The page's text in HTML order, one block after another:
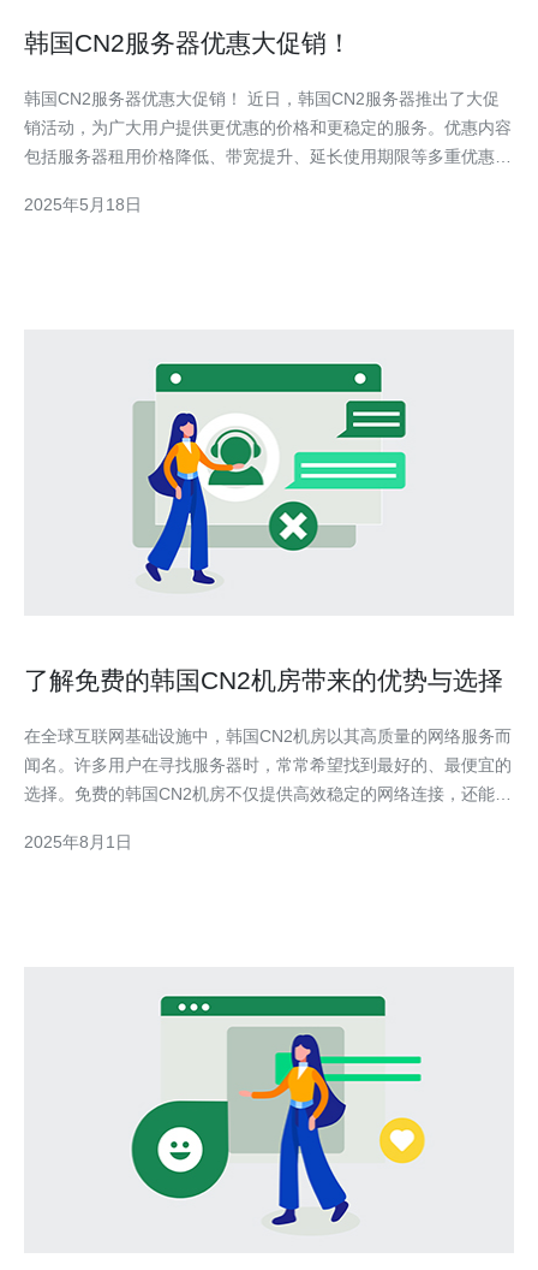
韩国CN2服务器优惠大促销！
韩国CN2服务器优惠大促销！ 近日，韩国CN2服务器推出了大促
销活动，为广大用户提供更优惠的价格和更稳定的服务。优惠内容
包括服务器租用价格降低、带宽提升、延长使用期限等多重优惠，
和稳定性方面具有明显优势。其拥有高速稳定的网络连接，保障用
2025年5月18日
了解免费的韩国CN2机房带来的优势与选择
在全球互联网基础设施中，韩国CN2机房以其高质量的网络服务而
闻名。许多用户在寻找服务器时，常常希望找到最好的、最便宜的
选择。免费的韩国CN2机房不仅提供高效稳定的网络连接，还能够
入探讨免费的韩国CN2机房所带来的各类优势以及如何明智地选择
2025年8月1日